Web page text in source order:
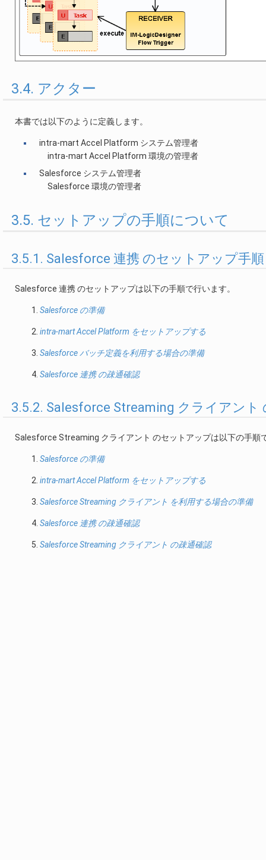
3.4. アクター
本書では以下のように定義します。
intra-mart Accel Platform システム管理者
intra-mart Accel Platform 環境の管理者
Salesforce システム管理者
Salesforce 環境の管理者
3.5. セットアップの手順について
3.5.1. Salesforce 連携 のセットアップ手順
Salesforce 連携 のセットアップは以下の手順で行います。
Salesforce の準備
intra-mart Accel Platform をセットアップする
Salesforce バッチ定義を利用する場合の準備
Salesforce 連携 の疎通確認
3.5.2. Salesforce Streaming クライアント
Salesforce Streaming クライアント のセットアップは以下の手順
Salesforce の準備
intra-mart Accel Platform をセットアップする
Salesforce Streaming クライアント を利用する場合の準備
Salesforce 連携 の疎通確認
Salesforce Streaming クライアント の疎通確認